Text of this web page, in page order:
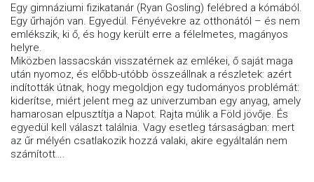
Egy gimnáziumi fizikatanár (Ryan Gosling) felébred a kómából.
Egy űrhajón van. Egyedül. Fényévekre az otthonától – és nem
emlékszik, ki ő, és hogy került erre a félelmetes, magányos
helyre.
Miközben lassacskán visszatérnek az emlékei, ő saját maga
után nyomoz, és előbb-utóbb összeállnak a részletek: azért
indították útnak, hogy megoldjon egy tudományos problémát:
kiderítse, miért jelent meg az univerzumban egy anyag, amely
hamarosan elpusztítja a Napot. Rajta múlik a Föld jövője. És
egyedül kell választ találnia. Vagy esetleg társaságban: mert
az űr mélyén csatlakozik hozzá valaki, akire egyáltalán nem
számított….